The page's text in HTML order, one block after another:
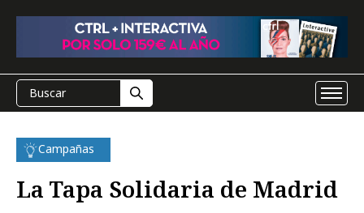
Campañas
La Tapa Solidaria de Madrid